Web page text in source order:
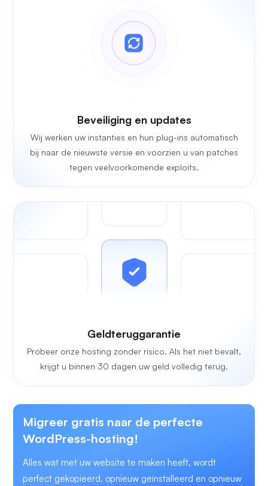
Beveiliging en updates
Wij werken uw instanties en hun plug-ins automatisch
bij naar de nieuwste versie en voorzien u van patches
tegen veelvoorkomende exploits.
Geldteruggarantie
Probeer onze hosting zonder risico. Als het niet bevalt,
krijgt u binnen 30 dagen uw geld volledig terug.
Migreer gratis naar de perfecte
WordPress-hosting!
Alles wat met uw website te maken heeft, wordt
perfect gekopieerd, opnieuw geïnstalleerd en opnieuw